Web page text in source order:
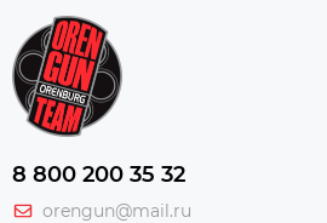
8 800 200 35 32
orengun@mail.ru